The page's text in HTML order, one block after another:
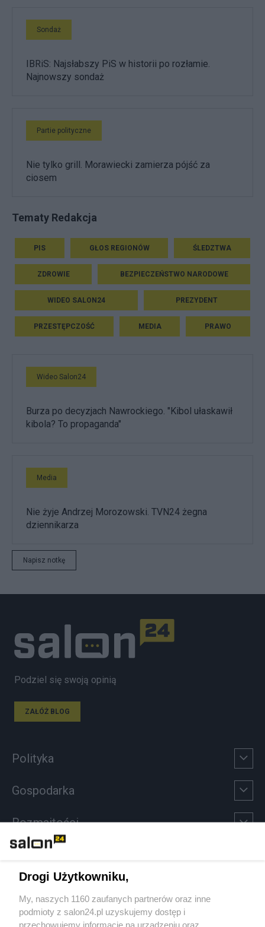
Sondaż
IBRiS: Najsłabszy PiS w historii po rozłamie.
Najnowszy sondaż
Partie polityczne
Nie tylko grill. Morawiecki zamierza pójść za
ciosem
Tematy Redakcja
PIS GŁOS REGIONÓW ŚLEDZTWA
ZDROWIE BEZPIECZEŃSTWO NARODOWE
WIDEO SALON24 PREZYDENT
PRZESTĘPCZOŚĆ MEDIA PRAWO
Wideo Salon24
Burza po decyzjach Nawrockiego. "Kibol ułaskawił
kibola? To propaganda"
Media
Nie żyje Andrzej Morozowski. TVN24 żegna
dziennikarza
Napisz notkę
Podziel się swoją opinią
ZAŁÓŻ BLOG
Polityka
Gospodarka
Rozmaitości
Sport
Społeczeństwo
Drogi Użytkowniku,
My, naszych 1160 zaufanych partnerów oraz inne
podmioty z salon24.pl uzyskujemy dostęp i
przechowujemy informacje na urządzeniu oraz